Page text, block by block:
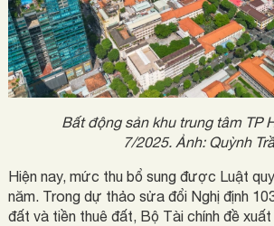
Bất động sản khu trung tâm TP
7/2025. Ảnh: Quỳnh
Hiện nay, mức thu bổ sung được Luật
năm. Trong dự thảo sửa đổi Nghị định
đất và tiền thuê đất, Bộ Tài chính đề